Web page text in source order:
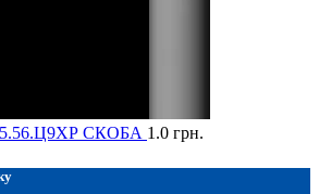
СКОБА 1.0 грн.